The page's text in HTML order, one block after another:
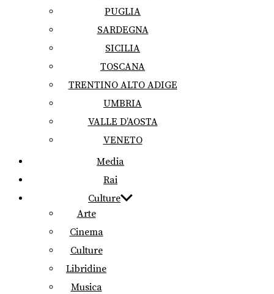
PUGLIA
SARDEGNA
SICILIA
TOSCANA
TRENTINO ALTO ADIGE
UMBRIA
VALLE D’AOSTA
VENETO
Media
Rai
Culture
Arte
Cinema
Culture
Libridine
Musica